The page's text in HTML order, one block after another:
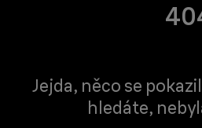
Jejda, něco se
hledáte,